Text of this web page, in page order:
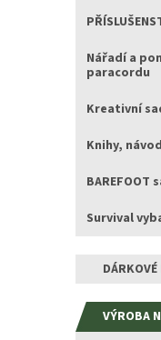
Nářadí a
paracordu
Kreativní
Knihy,
BAREFOOT
Survival
VÝROBA